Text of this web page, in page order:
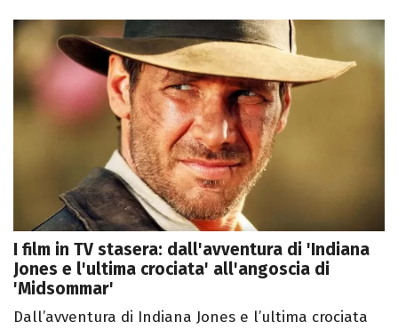
I film in TV stasera: dall'avventura di 'Indiana
Jones e l'ultima crociata' all'angoscia di
'Midsommar'
Dall’avventura di Indiana Jones e l’ultima crociata